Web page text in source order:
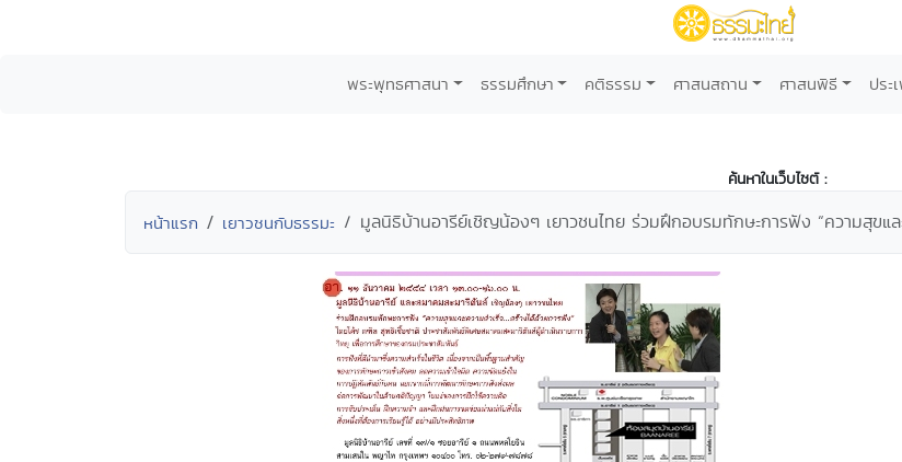
พระพุทธศาสนา ธรรมศึกษา คติธรรม ศาสนสถาน ศาสนพิธี ปร
ค้นหาในเว็บไซต์ :
หน้าแรก เยาวชนกับธรรมะ มูลนิธิบ้านอารีย์เชิญน้องๆ เยาวชนไทย ร่วมฝึกอบรมทักษะการฟัง “ความสุขแล